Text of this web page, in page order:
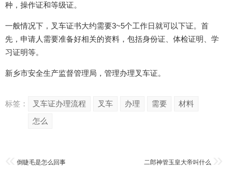
种，操作证和等级证。
一般情况下，叉车证书大约需要3~5个工作日就可以下证。首
先，申请人需要准备好相关的资料，包括身份证、体检证明、学
习证明等。
新乡市安全生产监督管理局，管理办理叉车证。
标签： 叉车证办理流程 叉车 办理 需要
材料
怎么
倒睫毛是怎么回事 二郎神管玉皇大帝叫什么